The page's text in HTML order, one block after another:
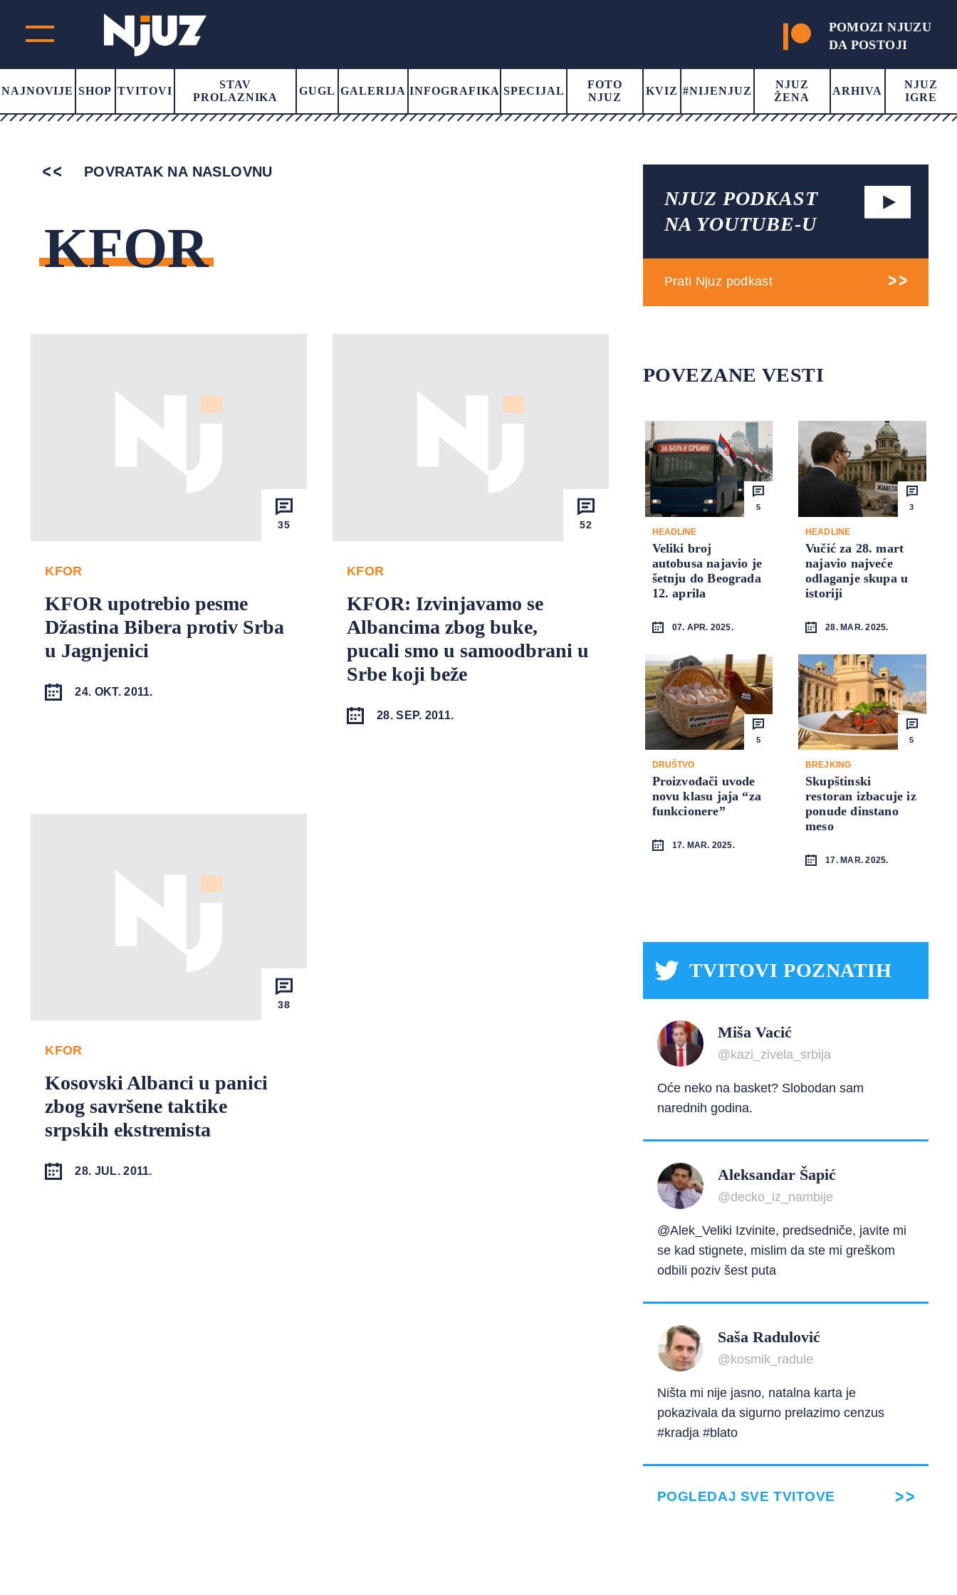
POMOZI NJUZU
DA POSTOJI
NAJNOVIJE SHOP TVITOVI
STAV
PROLAZNIKA
GUGL GALERIJA INFOGRAFIKA SPECIJAL
FOTO
NJUZ
KVIZ #NIJENJUZ
NJUZ
ŽENA
ARHIVA
NJUZ
IGRE
POVRATAK NA NASLOVNU
KFOR
35
KFOR
KFOR upotrebio pesme
Džastina Bibera protiv Srba
u Jagnjenici
24. OKT. 2011.
52
KFOR
KFOR: Izvinjavamo se
Albancima zbog buke,
pucali smo u samoodbrani u
Srbe koji beže
28. SEP. 2011.
38
KFOR
Kosovski Albanci u panici
zbog savršene taktike
srpskih ekstremista
28. JUL. 2011.
NJUZ PODKAST
NA YOUTUBE-U
Prati Njuz podkast
POVEZANE VESTI
5
HEADLINE
Veliki broj
autobusa najavio je
šetnju do Beograda
12. aprila
07. APR. 2025.
3
HEADLINE
Vučić za 28. mart
najavio najveće
odlaganje skupa u
istoriji
28. MAR. 2025.
5
DRUŠTVO
Proizvođači uvode
novu klasu jaja “za
funkcionere”
17. MAR. 2025.
5
BREJKING
Skupštinski
restoran izbacuje iz
ponude dinstano
meso
17. MAR. 2025.
TVITOVI POZNATIH
Miša Vacić
@kazi_zivela_srbija
Oće neko na basket? Slobodan sam
narednih godina.
Aleksandar Šapić
@decko_iz_nambije
@Alek_Veliki Izvinite, predsedniče, javite mi
se kad stignete, mislim da ste mi greškom
odbili poziv šest puta
Saša Radulović
@kosmik_radule
Ništa mi nije jasno, natalna karta je
pokazivala da sigurno prelazimo cenzus
#kradja #blato
POGLEDAJ SVE TVITOVE